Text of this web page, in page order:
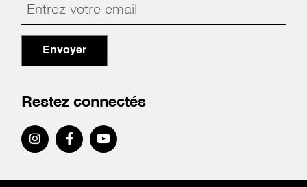
Envoyer
Restez connectés